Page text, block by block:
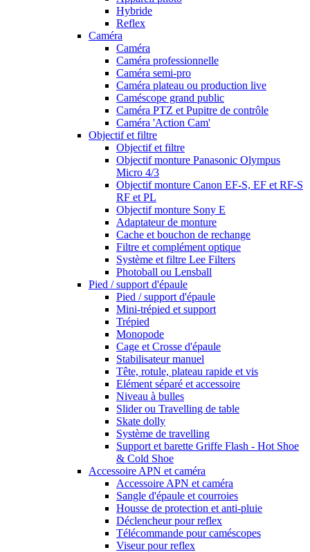
Hybride
Reflex
Caméra
Caméra
Caméra professionnelle
Caméra semi-pro
Caméra plateau ou production live
Caméscope grand public
Caméra PTZ et Pupitre de contrôle
Caméra 'Action Cam'
Objectif et filtre
Objectif et filtre
Objectif monture Panasonic Olympus
Micro 4/3
Objectif monture Canon EF-S, EF et RF-S
RF et PL
Objectif monture Sony E
Adaptateur de monture
Cache et bouchon de rechange
Filtre et complément optique
Système et filtre Lee Filters
Photoball ou Lensball
Pied / support d'épaule
Pied / support d'épaule
Mini-trépied et support
Trépied
Monopode
Cage et Crosse d'épaule
Stabilisateur manuel
Tête, rotule, plateau rapide et vis
Elément séparé et accessoire
Niveau à bulles
Slider ou Travelling de table
Skate dolly
Système de travelling
Support et barette Griffe Flash - Hot Shoe
& Cold Shoe
Accessoire APN et caméra
Accessoire APN et caméra
Sangle d'épaule et courroies
Housse de protection et anti-pluie
Déclencheur pour reflex
Télécommande pour caméscopes
Viseur pour reflex